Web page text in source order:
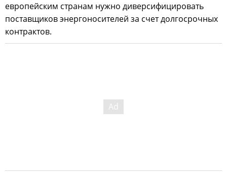
европейским странам нужно диверсифицировать
поставщиков энергоносителей за счет долгосрочных
контрактов.